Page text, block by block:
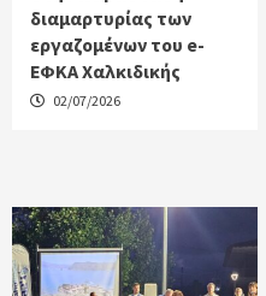
διαμαρτυρίας των
εργαζομένων του e-
ΕΦΚΑ Χαλκιδικής
02/07/2026